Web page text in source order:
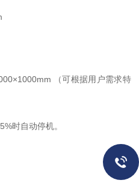
（可根据用户需求特
时自动停机。